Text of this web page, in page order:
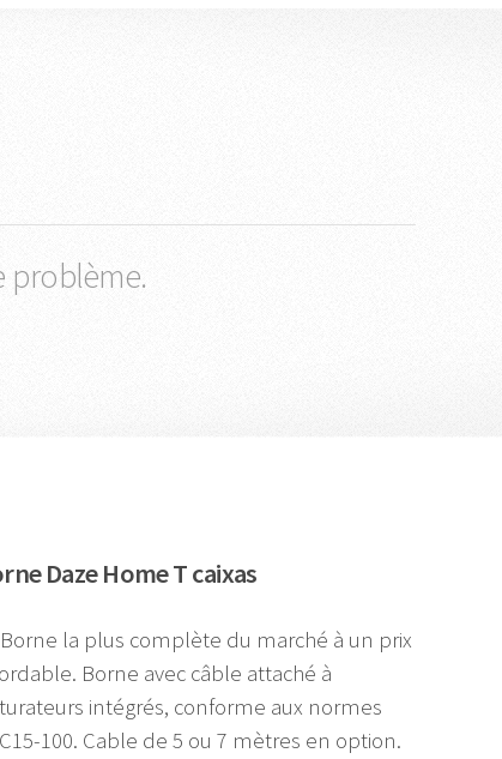
problème.
Daze Home T caixas
Borne la plus complète du marché à un prix
Borne avec câble attaché à
intégrés, conforme aux normes
100. Cable de 5 ou 7 mètres en option.